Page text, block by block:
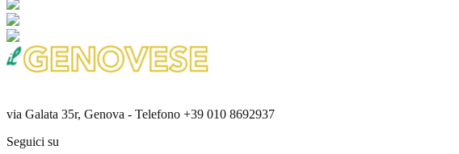
via Galata 35r, Genova - Telefono +39 010 8692937
Seguici su